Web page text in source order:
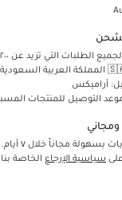
التي تزيد عن ٢٠٠ ريال سعودي!
أراميكس
موعد التوصيل للمنتجات
بسهولة مجاناً خلال ٧ أيام.
سياسية الإرجاع الخاصة بنا